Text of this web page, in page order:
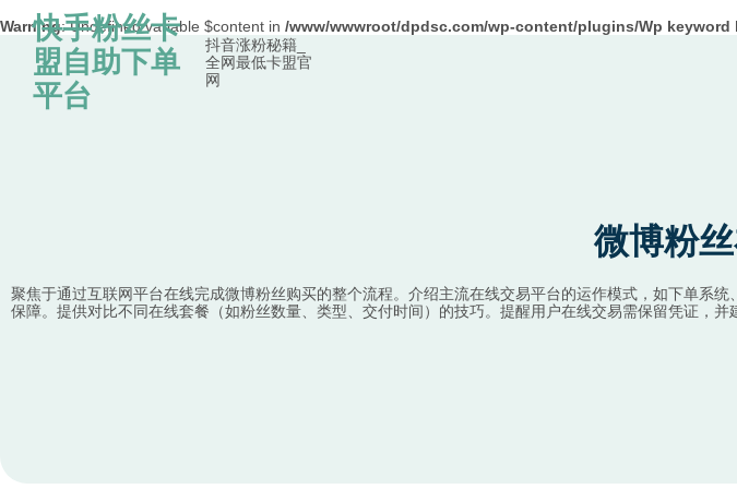
Warning: Undefined variable $content in /www/wwwroot/dpdsc.com/wp-content/plugins/Wp keyword
Skip to content
快手粉丝卡
盟自助下单
平台
抖音涨粉秘籍_
全网最低卡盟官
网
微博粉
聚焦于通过互联网平台在线完成微博粉丝购买的整个流程。介绍主流在线交易平台的运作模式，如下单系
保障。提供对比不同在线套餐（如粉丝数量、类型、交付时间）的技巧。提醒用户在线交易需保留凭证，